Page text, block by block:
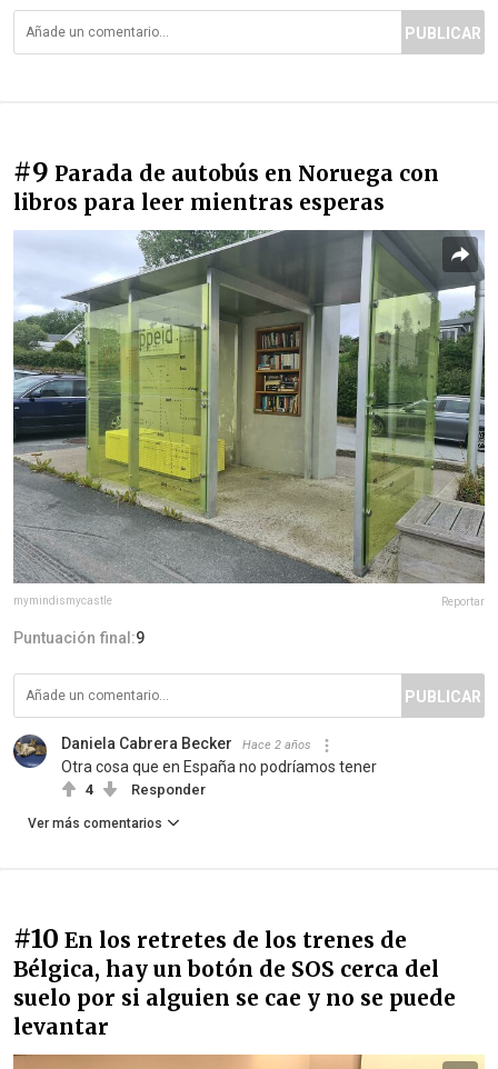
PUBLICAR
#9 Parada de autobús en Noruega con
libros para leer mientras esperas
mymindismycastle Reportar
Puntuación final:9
PUBLICAR
Daniela Cabrera Becker Hace 2 años
Otra cosa que en España no podríamos tener
4 Responder
Ver más comentarios
#10 En los retretes de los trenes de
Bélgica, hay un botón de SOS cerca del
suelo por si alguien se cae y no se puede
levantar